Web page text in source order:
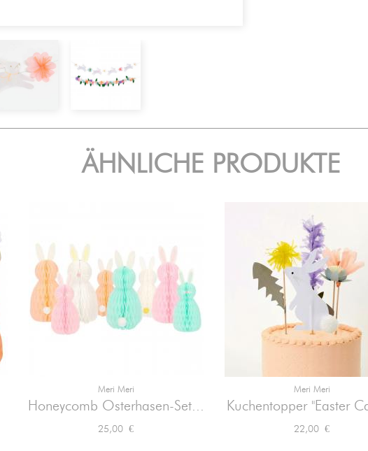
ÄHNLICHE PRODUKTE
Meri Meri
Honeycomb Osterhasen-Set...
Preis
25,00 €
 Vorschau
Meri Meri
Kuchentopper "Easter
Preis
22,00 €
Vorschau